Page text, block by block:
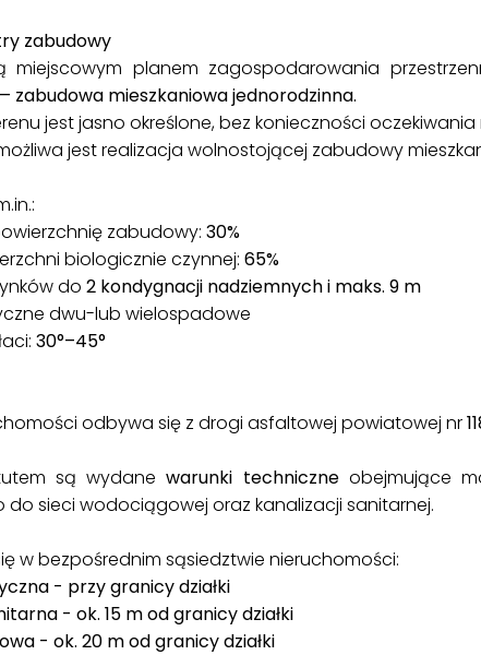
zabudowy
miejscowym planem zagospodarowania
zabudowa mieszkaniowa jednorodzinna.
jest jasno określone, bez konieczności
jest realizacja wolnostojącej zabudowy
zabudowy: 30%
biologicznie czynnej: 65%
do 2 kondygnacji nadziemnych i maks. 9 m
dwu-lub wielospadowe
30°–45°
odbywa się z drogi asfaltowej powiatowej nr
są wydanewarunki techniczneobejmujące
sieci wodociągowej oraz kanalizacji sanitarnej.
w bezpośrednim sąsiedztwie nieruchomości:
- przy granicy działki
- ok. 15 m od granicy działki
- ok. 20 m od granicy działki